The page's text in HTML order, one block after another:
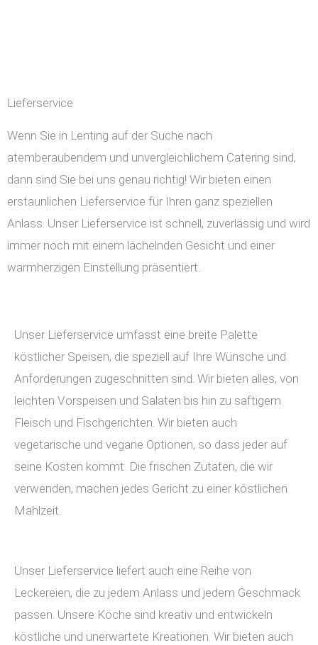
Lieferservice
Wenn Sie in Lenting auf der Suche nach
atemberaubendem und unvergleichlichem Catering sind,
dann sind Sie bei uns genau richtig! Wir bieten einen
erstaunlichen Lieferservice für Ihren ganz speziellen
Anlass. Unser Lieferservice ist schnell, zuverlässig und wird
immer noch mit einem lächelnden Gesicht und einer
warmherzigen Einstellung präsentiert.
Unser Lieferservice umfasst eine breite Palette
köstlicher Speisen, die speziell auf Ihre Wünsche und
Anforderungen zugeschnitten sind. Wir bieten alles, von
leichten Vorspeisen und Salaten bis hin zu saftigem
Fleisch und Fischgerichten. Wir bieten auch
vegetarische und vegane Optionen, so dass jeder auf
seine Kosten kommt. Die frischen Zutaten, die wir
verwenden, machen jedes Gericht zu einer köstlichen
Mahlzeit.
Unser Lieferservice liefert auch eine Reihe von
Leckereien, die zu jedem Anlass und jedem Geschmack
passen. Unsere Köche sind kreativ und entwickeln
köstliche und unerwartete Kreationen. Wir bieten auch